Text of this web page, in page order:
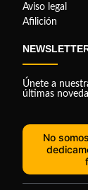
Aviso legal
Afilición
Únete a
últimas
No